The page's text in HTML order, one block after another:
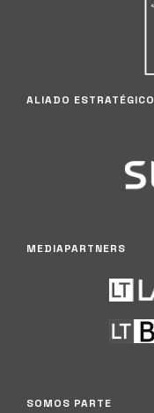
ALIADO ESTRATÉGICO
MEDIAPARTNERS
SOMOS PARTE